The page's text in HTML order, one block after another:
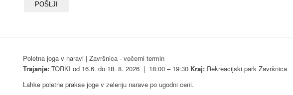
Poletna joga v naravi | Završnica - večerni termin
Trajanje: TORKI od 16.6. do 18. 8. 2026 | 18:00 – 19:30 Kraj: Rekreacijski park Završnica
Lahke poletne prakse joge v zelenju narave po ugodni ceni.